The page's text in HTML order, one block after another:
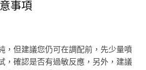
事項
，但建議您仍可在調配前，先少量噴
，確認是否有過敏反應，另外，建議